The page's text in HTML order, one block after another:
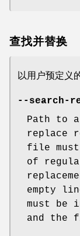
查找并替换
以用户预定义
--search-
Path to
replace
file
of
empty
must be
and the